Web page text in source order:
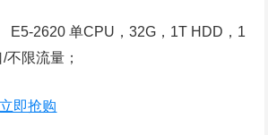
E5-2620 单CPU，32G，1T HDD，1
不限流量；
立即抢购